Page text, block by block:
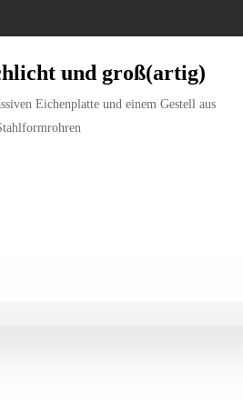
und groß(artig)
Eichenplatte und einem Gestell aus